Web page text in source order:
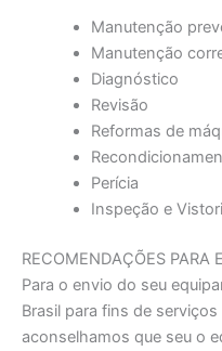
Manutenção
Manutenção
Diagnóstico
Revisão
Reformas de
Perícia
Inspeção e
RECOMENDAÇÕES PARA
Para o envio do seu
Brasil para fins de
aconselhamos que seu o